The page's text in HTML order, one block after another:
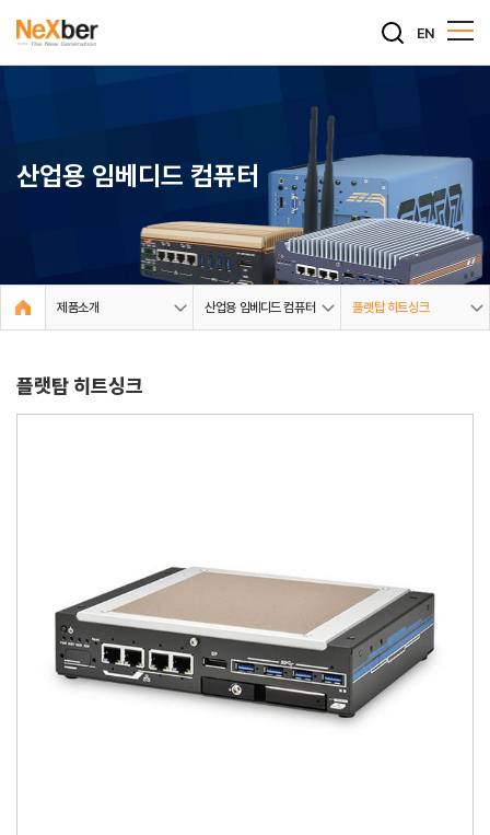
EN
산업용 임베디드 컴퓨터
제품소개 산업용 임베디드 컴퓨터 플랫탑 히트싱크
플랫탑 히트싱크